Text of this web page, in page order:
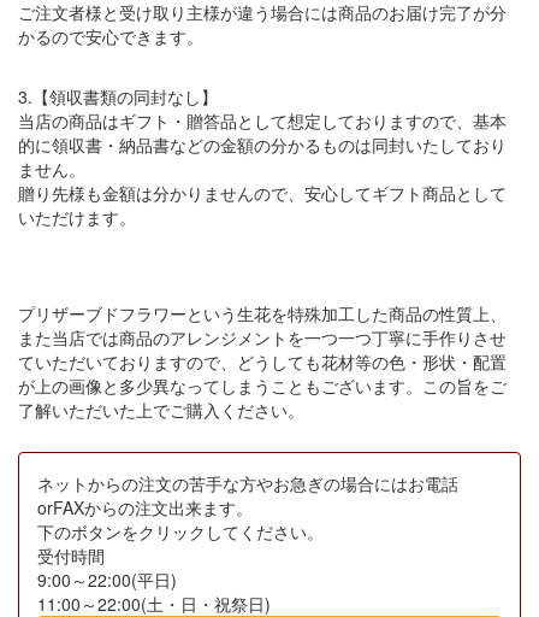
ご注文者様と受け取り主様が違う場合には商品のお届け完了が分
かるので安心できます。
3.【領収書類の同封なし】
当店の商品はギフト・贈答品として想定しておりますので、基本
的に領収書・納品書などの金額の分かるものは同封いたしており
ません。
贈り先様も金額は分かりませんので、安心してギフト商品として
いただけます。
プリザーブドフラワーという生花を特殊加工した商品の性質上、
また当店では商品のアレンジメントを一つ一つ丁寧に手作りさせ
ていただいておりますので、どうしても花材等の色・形状・配置
が上の画像と多少異なってしまうこともございます。この旨をご
了解いただいた上でご購入ください。
ネットからの注文の苦手な方やお急ぎの場合にはお電話
orFAXからの注文出来ます。
下のボタンをクリックしてください。
受付時間
9:00～22:00(平日)
11:00～22:00(土・日・祝祭日)